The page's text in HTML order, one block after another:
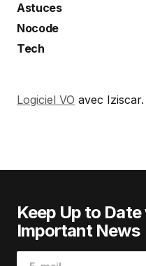
Astuces
Nocode
Tech
Logiciel VO avec Iziscar.
Keep Up to
Important News